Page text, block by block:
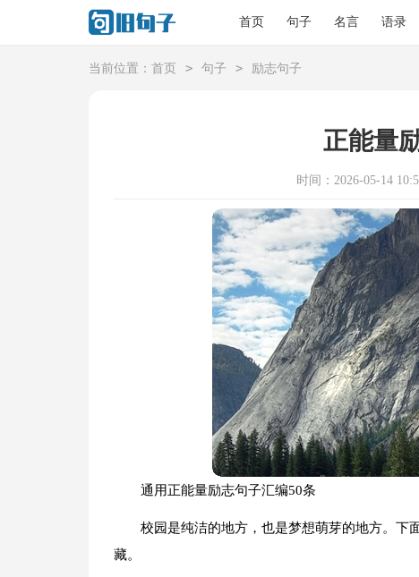
首页 句子 名言 语录
当前位置： 首页 > 句子 > 励志句子
正能量
时间：2026-05-14
通用正能量励志句子汇编50条
校园是纯洁的地方，也是梦想萌芽的地方。下
藏。